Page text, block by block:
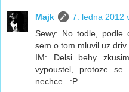
Majk
7. ledna 2012
Sewy: No todle, podle
sem o tom mluvil uz driv
IM: Delsi behy
vypoustel, protoze
nechce...:P